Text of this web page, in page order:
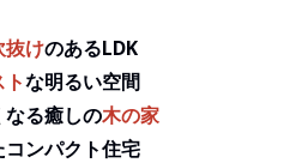
抜けのあるLDK
な明るい空間
なる癒しの木の家
ンパクト住宅